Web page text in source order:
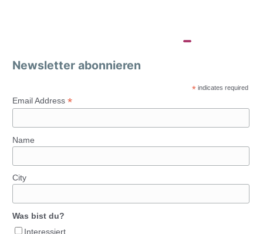
Newsletter abonnieren
* indicates required
Email Address *
Name
City
Was bist du?
Interessiert